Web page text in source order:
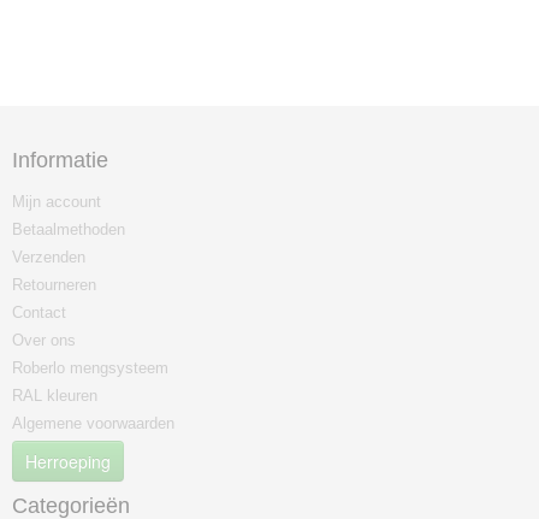
Informatie
Mijn account
Betaalmethoden
Verzenden
Retourneren
Contact
Over ons
Roberlo mengsysteem
RAL kleuren
Algemene voorwaarden
Herroeping
Categorieën